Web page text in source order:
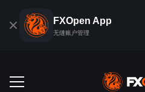
FXOpen App
无缝账户管理